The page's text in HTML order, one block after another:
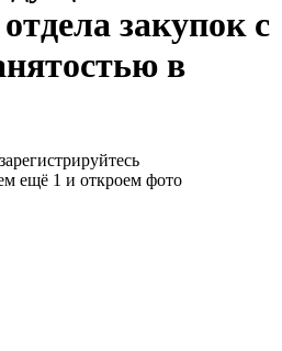
закупок с
в
ещё 1 и откроем фото